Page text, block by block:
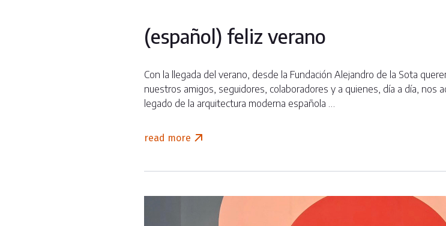
(español) feliz verano
Con la llegada del verano, desde la Fundación Alejandro de la Sota
nuestros amigos, seguidores, colaboradores y a quienes, día a día, nos
legado de la arquitectura moderna española …
read more